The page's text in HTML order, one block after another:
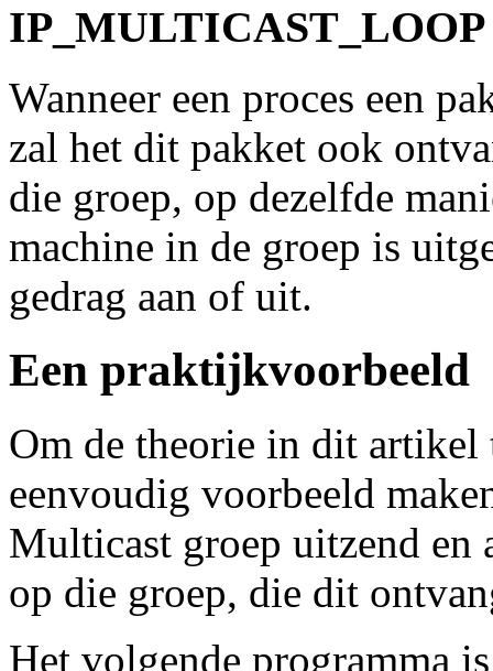
IP_MULTICAST_LOOP
Wanneer een proces een
zal het dit pakket ook
die groep, op dezelfde
machine in de groep is
gedrag aan of uit.
Een praktijkvoorbeeld
Om de theorie in dit
eenvoudig voorbeeld
Multicast groep uitzend en
op die groep, die dit
Het volgende programma